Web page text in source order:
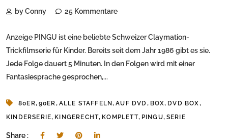
by Conny 25 Kommentare
Anzeige PINGU ist eine beliebte Schweizer Claymation-
Trickfilmserie für Kinder. Bereits seit dem Jahr 1986 gibt es sie.
Jede Folge dauert 5 Minuten. In den Folgen wird mit einer
Fantasiesprache gesprochen,...
80ER, 90ER, ALLE STAFFELN,AUF DVD, BOX, DVD BOX,
KINDERSERIE, KINGERECHT, KOMPLETT, PINGU, SERIE
Share :